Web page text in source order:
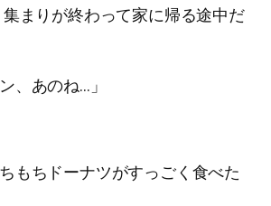
集まりが終わって家に帰る途中だ
、あのね…」
もちドーナツがすっごく食べた